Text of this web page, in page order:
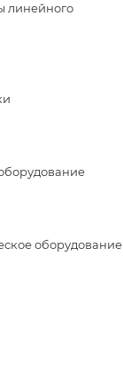
линейного
оборудование